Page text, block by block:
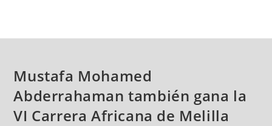
Mustafa Mohamed
Abderrahaman también gana la
VI Carrera Africana de Melilla